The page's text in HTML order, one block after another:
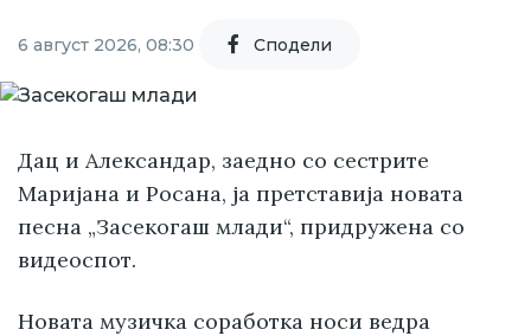
6 август 2026, 08:30 Cподели
Дац и Александар, заедно со сестрите
Маријана и Росана, ја претставија новата
песна „Засекогаш млади“, придружена со
видеоспот.
Новата музичка соработка носи ведра